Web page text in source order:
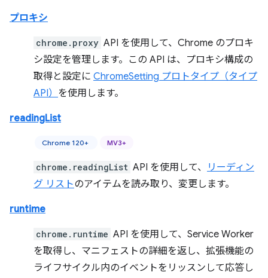
プロキシ
chrome.proxy API を使用して、Chrome のプロキ
シ設定を管理します。この API は、プロキシ構成の
取得と設定に ChromeSetting プロトタイプ（タイプ
API） を使用します。
readingList
Chrome 120+ MV3+
chrome.readingList API を使用して、
リーディン
グ リストのアイテムを読み取り、変更します。
runtime
chrome.runtime API を使用して、Service Worker
を取得し、マニフェストの詳細を返し、拡張機能の
ライフサイクル内のイベントをリッスンして応答し